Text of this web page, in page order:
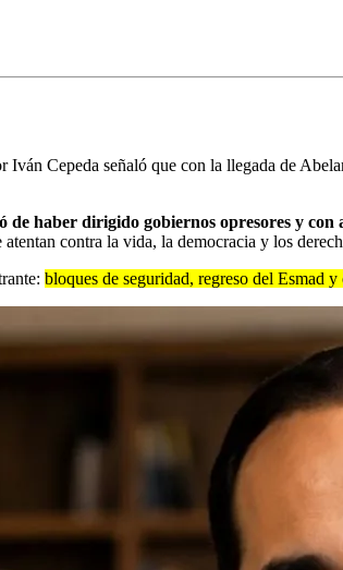
Cepeda señaló que con la llegada de
de haber dirigido gobiernos opresores y con
contra la vida, la democracia y los
bloques de seguridad, regreso del Esmad y